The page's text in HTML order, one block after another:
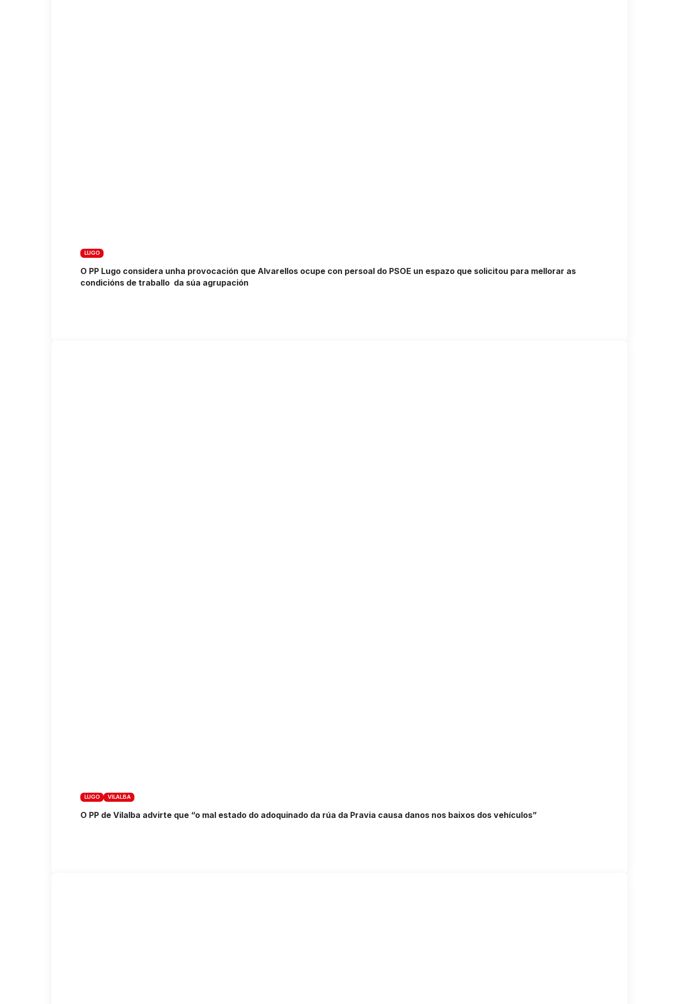
LUGO
O PP Lugo considera unha provocación que Alvarellos ocupe con persoal do PSOE un espazo que solicitou para mellorar as
condicións de traballo da súa agrupación
LUGO VILALBA
O PP de Vilalba advirte que “o mal estado do adoquinado da rúa da Pravia causa danos nos baixos dos vehículos”